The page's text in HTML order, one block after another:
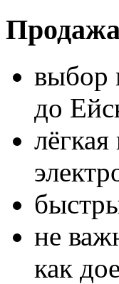
выбор
до
не
как